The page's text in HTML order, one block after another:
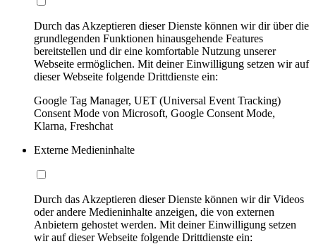
Durch das Akzeptieren dieser Dienste können wir dir über die
grundlegenden Funktionen hinausgehende Features
bereitstellen und dir eine komfortable Nutzung unserer
Webseite ermöglichen. Mit deiner Einwilligung setzen wir auf
dieser Webseite folgende Drittdienste ein:
Google Tag Manager, UET (Universal Event Tracking)
Consent Mode von Microsoft, Google Consent Mode,
Klarna, Freshchat
Externe Medieninhalte
Durch das Akzeptieren dieser Dienste können wir dir Videos
oder andere Medieninhalte anzeigen, die von externen
Anbietern gehostet werden. Mit deiner Einwilligung setzen
wir auf dieser Webseite folgende Drittdienste ein: